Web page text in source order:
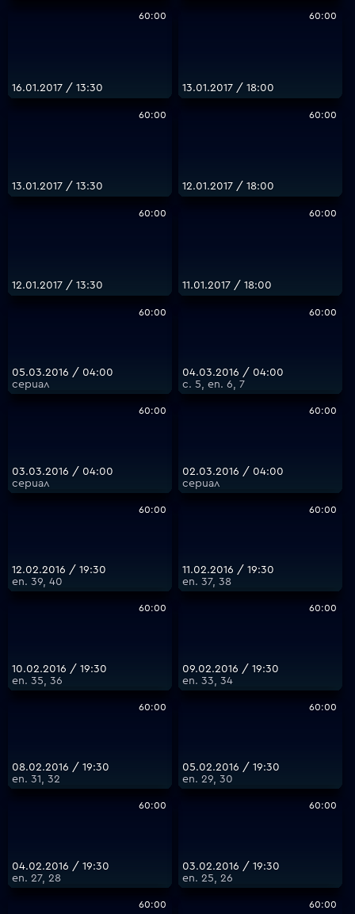
60:00
16.01.2017 / 13:30
60:00
13.01.2017 / 18:00
60:00
13.01.2017 / 13:30
60:00
12.01.2017 / 18:00
60:00
12.01.2017 / 13:30
60:00
11.01.2017 / 18:00
60:00
05.03.2016 / 04:00
сериал
60:00
04.03.2016 / 04:00
с. 5, еп. 6, 7
60:00
03.03.2016 / 04:00
сериал
60:00
02.03.2016 / 04:00
сериал
60:00
12.02.2016 / 19:30
еп. 39, 40
60:00
11.02.2016 / 19:30
еп. 37, 38
60:00
10.02.2016 / 19:30
еп. 35, 36
60:00
09.02.2016 / 19:30
еп. 33, 34
60:00
08.02.2016 / 19:30
еп. 31, 32
60:00
05.02.2016 / 19:30
еп. 29, 30
60:00
04.02.2016 / 19:30
еп. 27, 28
60:00
03.02.2016 / 19:30
еп. 25, 26
60:00 60:00